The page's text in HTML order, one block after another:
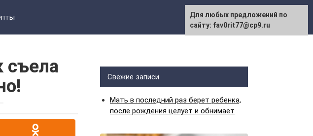
съела
Свежие записи
Мать в последний раз берет ребенка,
после рождения целует и обнимает
Для любых предложений по
сайту: fav0rit77@cp9.ru